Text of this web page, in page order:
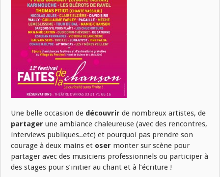
Une belle occasion de découvrir de nombreux artistes, de
partager une ambiance chaleureuse (avec des rencontres,
interviews publiques..etc) et pourquoi pas prendre son
courage à deux mains et oser monter sur scène pour
partager avec des musiciens professionnels ou participer à
des stages pour s’initier au chant et à l’écriture !